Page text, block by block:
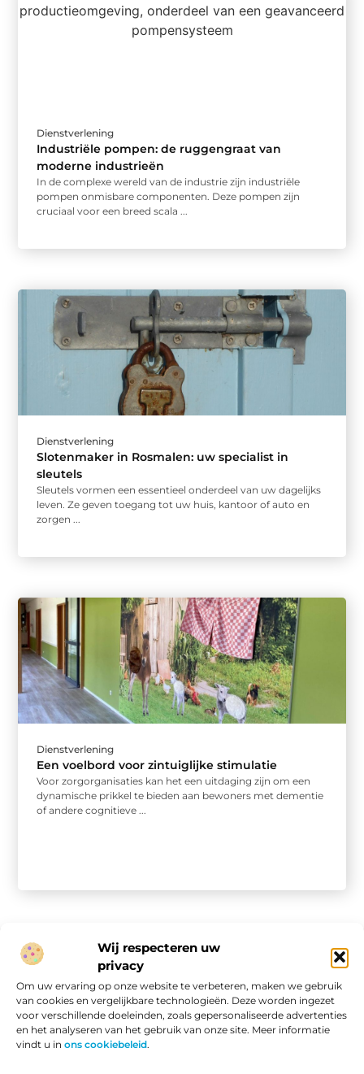
Wij respecteren uw
privacy
Om uw ervaring op onze website te verbeteren, maken we gebruik
van cookies en vergelijkbare technologieën. Deze worden ingezet
voor verschillende doeleinden, zoals gepersonaliseerde advertenties
en het analyseren van het gebruik van onze site. Meer informatie
vindt u in ons cookiebeleid.
Dienstverlening
Industriële pompen: de ruggengraat van
moderne industrieën
In de complexe wereld van de industrie zijn industriële
pompen onmisbare componenten. Deze pompen zijn
cruciaal voor een breed scala ...
Dienstverlening
Slotenmaker in Rosmalen: uw specialist in
sleutels
Sleutels vormen een essentieel onderdeel van uw dagelijks
leven. Ze geven toegang tot uw huis, kantoor of auto en
zorgen ...
Dienstverlening
Een voelbord voor zintuiglijke stimulatie
Voor zorgorganisaties kan het een uitdaging zijn om een
dynamische prikkel te bieden aan bewoners met dementie
of andere cognitieve ...
Onze informatie